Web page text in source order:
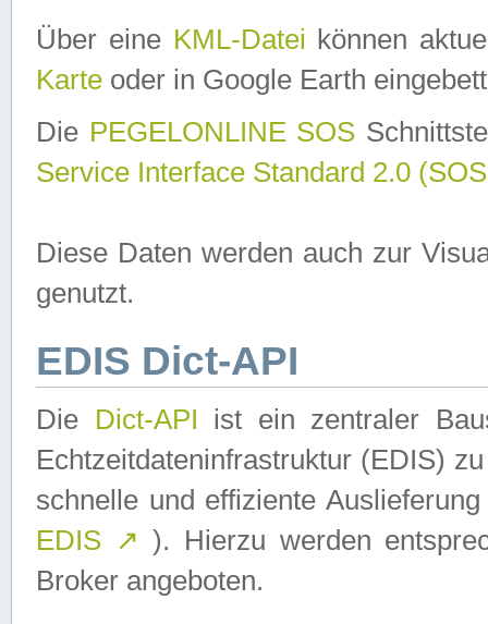
Über eine KML-Datei können
Karte oder in Google Earth
Die PEGELONLINE SOS
Service Interface Standard 2.0
Diese Daten werden auch zur
genutzt.
EDIS Dict-API
Die Dict-API ist ein zentraler
Echtzeitdateninfrastruktur (EDIS)
schnelle und effiziente
EDIS ↗ ). Hierzu werden
Broker angeboten.